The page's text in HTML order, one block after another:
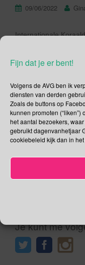
Fijn dat je er bent!
Volgens de AVG ben ik
diensten van derden
Zoals de buttons op
kunnen promoten (“liken”)
het aantal bezoekers,
gebruikt dagenvanhetjaar
cookiebeleid kijk dan in
09/06/2022
Internationale
regio. De
Food Security (CTI-
werd geïnitieerd om
de spotlights te […]
Je kunt me